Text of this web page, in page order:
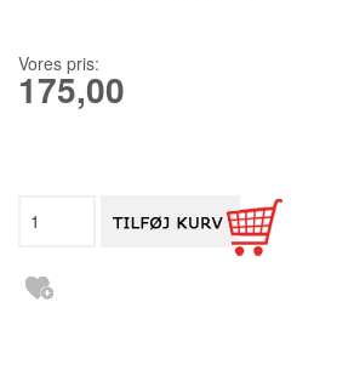
Vores pris:
175,00